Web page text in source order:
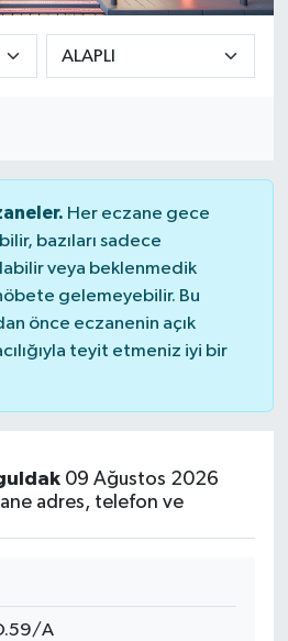
Her eczane gece
bazıları sadece
veya beklenmedik
gelemeyebilir. Bu
önce eczanenin açık
teyit etmeniz iyi bir
09 Ağustos 2026
adres, telefon ve
A